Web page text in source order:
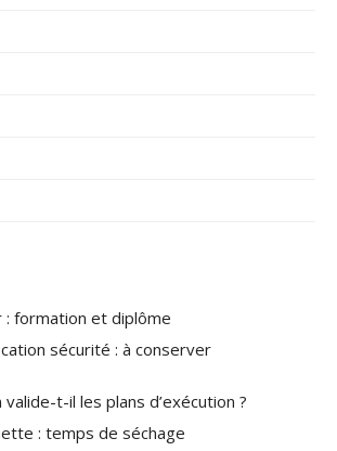
formation et diplôme
sécurité : à conserver
valide-t-il les plans d’exécution ?
: temps de séchage